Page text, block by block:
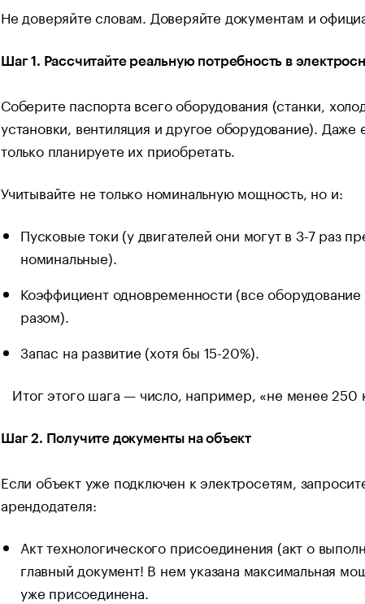
Не доверяйте словам. Доверяйте документам и
Шаг 1. Рассчитайте реальную потребность в
Соберите паспорта всего оборудования (станки,
установки, вентиляция и другое оборудование).
только планируете их приобретать.
Учитывайте не только номинальную мощность, но и:
Пусковые токи (у двигателей они могут в 3-7 раз
номинальные).
Коэффициент одновременности (все оборудование
разом).
Запас на развитие (хотя бы 15-20%).
Итог этого шага — число, например, «не менее 250
Шаг 2. Получите документы на объект
Если объект уже подключен к электросетям,
арендодателя:
Акт технологического присоединения (акт о
главный документ! В нем указана максимальная
уже присоединена.